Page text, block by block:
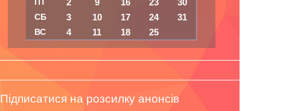
2 9 16 23 30
СБ 3 10 17 24 31
ВС 4 11 18 25
Підписатися на розсилку анонсів